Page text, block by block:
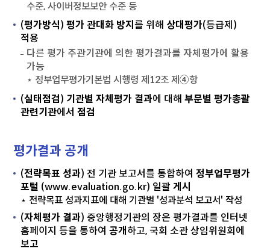
수준, 사이버정보보안 수준 등
(평가방식) 평가 관대화 방지 를 위해 상대평가(등급제)
적용
다른 평가 주관기관에 의한 평가결과를 자체평가에 활용
가능
⋆ 정부업무평가기본법 시행령 제12조 제④항
(실태점검) 기관별 자체평가 결과에 대해 부문별 평가총괄
관련기관에서 점검
평가결과 공개
(전략목표 성과) 전 기관 보고서를 통합하여 정부업무평가
포털 (www.evaluation.go.kr) 일괄 게시
⋆ 전략목표 성과지표에 대해 기관별 '성과분석 보고서' 작성
(자체평가 결과) 중앙행정기관의 장은 평가결과를 인터넷
홈페이지 등을 통하여 공개 하고, 국회 소관 상임위원회에
보고